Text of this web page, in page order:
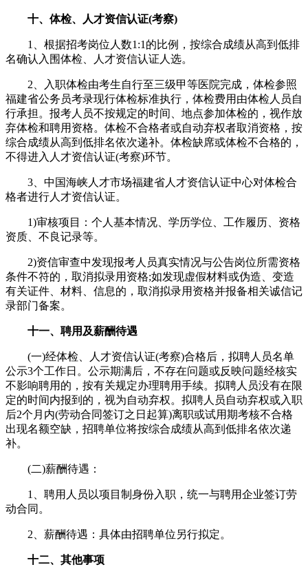
十、体检、人才资信认证(考察)
1、根据招考岗位人数1:1的比例，按综合成绩从高到低排
名确认入围体检、人才资信认证人选。
2、入职体检由考生自行至三级甲等医院完成，体检参照
福建省公务员考录现行体检标准执行，体检费用由体检人员自
行承担。报考人员不按规定的时间、地点参加体检的，视作放
弃体检和聘用资格。体检不合格者或自动弃权者取消资格，按
综合成绩从高到低排名依次递补。体检缺席或体检不合格的，
不得进入人才资信认证(考察)环节。
3、中国海峡人才市场福建省人才资信认证中心对体检合
格者进行人才资信认证。
1)审核项目：个人基本情况、学历学位、工作履历、资格
资质、不良记录等。
2)资信审查中发现报考人员真实情况与公告岗位所需资格
条件不符的，取消拟录用资格;如发现虚假材料或伪造、变造
有关证件、材料、信息的，取消拟录用资格并报备相关诚信记
录部门备案。
十一、聘用及薪酬待遇
(一)经体检、人才资信认证(考察)合格后，拟聘人员名单
公示3个工作日。公示期满后，不存在问题或反映问题经核实
不影响聘用的，按有关规定办理聘用手续。拟聘人员没有在限
定的时间内报到的，视为自动弃权。拟聘人员自动弃权或入职
后2个月内(劳动合同签订之日起算)离职或试用期考核不合格
出现名额空缺，招聘单位将按综合成绩从高到低排名依次递
补。
(二)薪酬待遇：
1、聘用人员以项目制身份入职，统一与聘用企业签订劳
动合同。
2、薪酬待遇：具体由招聘单位另行拟定。
十二、其他事项